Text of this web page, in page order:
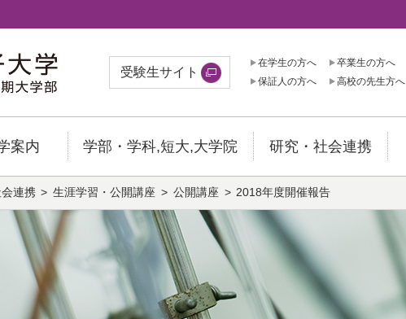
受験生サイト
在学生の方へ
卒業生の方へ
保証人の方へ
高校の先生方へ
案内 学部・学科,短大,大学院 研究・社会連携
連携 生涯学習・公開講座 公開講座 2018年度開催報告